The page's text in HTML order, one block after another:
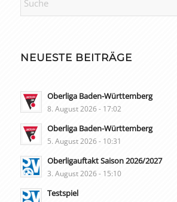
NEUESTE BEITRÄGE
Oberliga Baden-Württemberg
8. August 2026 - 17:02
Oberliga Baden-Württemberg
5. August 2026 - 10:31
Oberligauftakt Saison 2026/2027
3. August 2026 - 15:10
Testspiel